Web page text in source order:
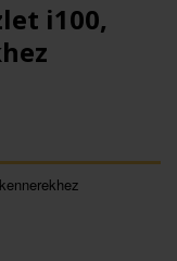
i100,